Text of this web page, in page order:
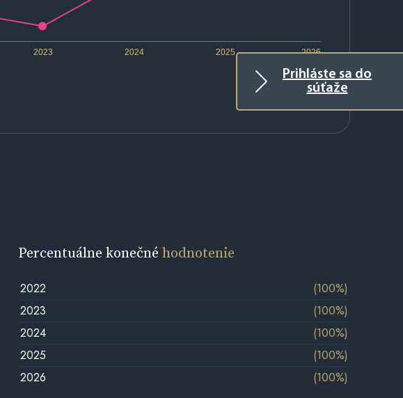
Prihláste sa do
súťaže
2023 2024 2025 2026
Percentuálne konečnéhodnotenie
2022
(100%)
2023
(100%)
2024
(100%)
2025
(100%)
2026
(100%)